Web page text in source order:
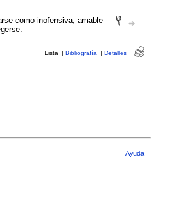
como inofensiva, amable
Lista | Bibliografía | Detalles
Ayuda